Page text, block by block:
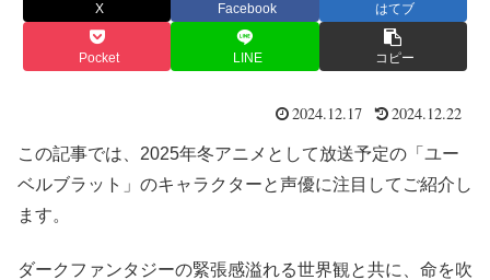
X Facebook はてブ
Pocket LINE コピー
2024.12.17 2024.12.22
この記事では、2025年冬アニメとして放送予定の「ユー
ベルブラット」のキャラクターと声優に注目してご紹介し
ます。
ダークファンタジーの緊張感溢れる世界観と共に、命を吹